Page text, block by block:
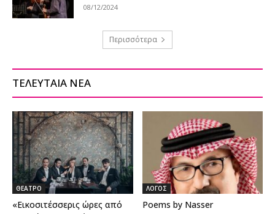
08/12/2024
Περισσότερα
ΤΕΛΕΥΤΑΙΑ ΝΕΑ
ΘΕΑΤΡΟ
«Εικοσιτέσσερις ώρες από
ΛΟΓΟΣ
Poems by Nasser